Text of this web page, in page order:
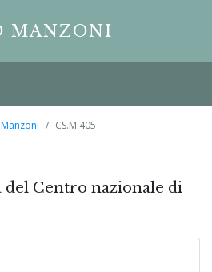
MANZONI
CS.M 405
Centro nazionale di